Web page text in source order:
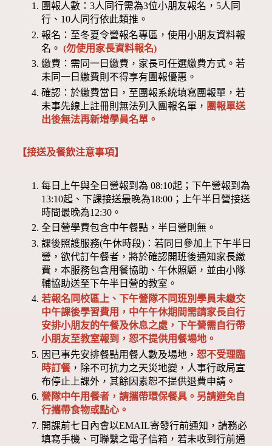
團報人數：3人同行需為3位小朋友報名，5人同
行、10人同行依此類推。
報名：至冬夏令營報名專區，使用小朋友資料報
名。 (勿使用家長資料報名)
繳費：需同一日繳費，家長可任選繳費方式。若
未同一日繳費則不得享有團報優惠。
確認：於繳費當日，至團報系統填寫團報單，若
未事先線上註冊則無法列入團報名單， 團報單送
出後無法再新增學員名單。
【接送及餐飲注意事項】
每日上午與全日營報到為 08:10起；下午營報到為
13:10起、下課接送最晚為18:00；上午半日營接送
時間最晚為12:30。
全日營學費包含中午餐點，半日營則無。
課後照護服務(午休時段)：若同日參加上下午半日
營，欲代訂午餐者，將於確認開班後通知家長繳
費，本服務包含用餐協助、午休照顧，並由小隊
輔協助送至下午半日營的教室。
若報名同校區上、下午營隊不同班別學員未繳交
中午課後學習費用，中午午休期間需請家長自行
安排小朋友的午餐及休息之處，下午營需自行帶
小朋友至教室報到，恕不提供用餐場地。
因已事先安排餐點用餐人數及場地，恕不受理臨
時訂餐，除不可抗力之天災地變，人事行政局宣
布停止上課外，其餘因素恕不提供退費申請。
營隊中午用餐者，請攜帶環保餐具。另請避免自
行攜帶食物或點心。
開課前七日內會以EMAIL寄發行前通知，請務必
填寫手機、可聯繫之電子信箱，若未收到行前通